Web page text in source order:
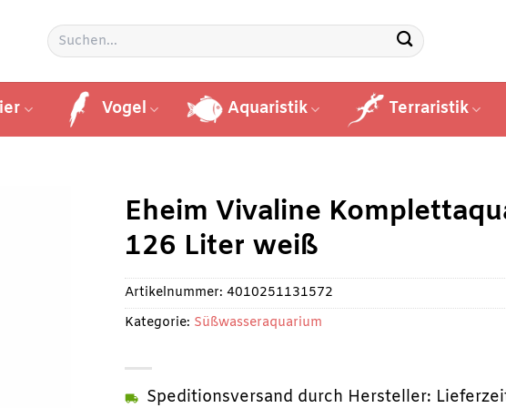
Suchen
nach:
Vogel Aquaristik Terraristik
Eheim Vivaline
126 Liter weiß
Speditionsversand durch Hersteller:
Artikelnummer:4010251131572
Kategorie: Süßwasseraquarium